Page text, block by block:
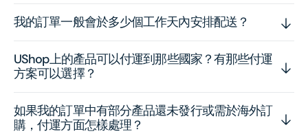
我的訂單一般會於多少個工作天內安排配送？
UShop上的產品可以付運到那些國家？有那些付運
方案可以選擇？
如果我的訂單中有部分產品還未發行或需於海外訂
購，付運方面怎樣處理？